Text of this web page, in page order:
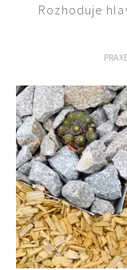
Rozhoduje